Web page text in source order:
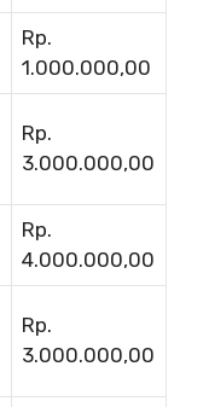
Rp.
1.000.000,00
Rp.
3.000.000,00
Rp.
4.000.000,00
Rp.
3.000.000,00